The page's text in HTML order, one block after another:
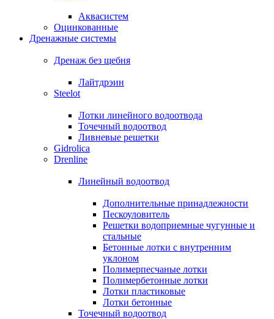
Аквасистем
Оцинкованные
Дренажные системы
Дренаж без щебня
Лайтдрэин
Steelot
Лотки линейного водоотвода
Точечный водоотвод
Ливневые решетки
Gidrolica
Drenline
Линейный водоотвод
Дополнительные принадлежности
Пескоуловитель
Решетки водоприемные чугунные и
стальные
Бетонные лотки с внутренним
уклоном
Полимерпесчаные лотки
Полимербетонные лотки
Лотки пластиковые
Лотки бетонные
Точечный водоотвод